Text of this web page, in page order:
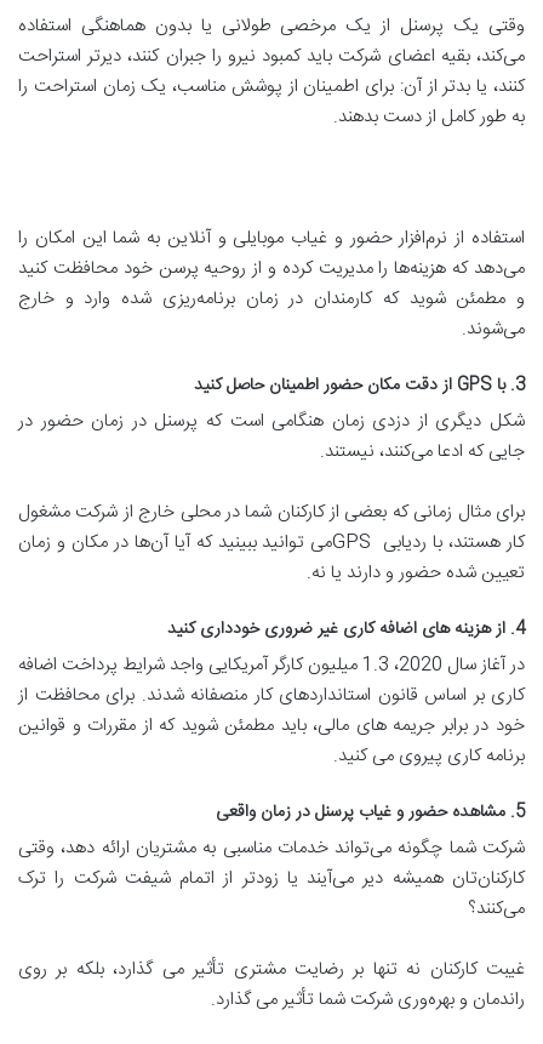
وقتی یک پرسنل از یک مرخصی طولانی یا بدون هماهنگی استفاده
می‌کند، بقیه اعضای شرکت باید کمبود نیرو را جبران کنند، دیرتر استراحت
کنند، یا بدتر از آن: برای اطمینان از پوشش مناسب، یک زمان استراحت را
به طور کامل از دست بدهند.
استفاده از نرم‌افزار حضور و غیاب موبایلی و آنلاین به شما این امکان را
می‌دهد که هزینه‌ها را مدیریت کرده و از روحیه پرسن خود محافظت کنید
و مطمئن شوید که کارمندان در زمان برنامه‌ریزی شده وارد و خارج
می‌شوند.
3. با GPS از دقت مکان حضور اطمینان حاصل کنید
شکل دیگری از دزدی زمان هنگامی است که پرسنل در زمان حضور در
جایی که ادعا می‌کنند، نیستند.
برای مثال زمانی که بعضی از کارکنان شما در محلی خارج از شرکت مشغول
کار هستند، با ردیابی GPSمی توانید ببینید که آیا آن‌ها در مکان و زمان
تعیین شده حضور و دارند یا نه.
4. از هزینه های اضافه کاری غیر ضروری خودداری کنید
در آغاز سال 2020، 1.3 میلیون کارگر آمریکایی واجد شرایط پرداخت اضافه
کاری بر اساس قانون استانداردهای کار منصفانه شدند. برای محافظت از
خود در برابر جریمه های مالی، باید مطمئن شوید که از مقررات و قوانین
برنامه کاری پیروی می کنید.
5. مشاهده حضور و غیاب پرسنل در زمان واقعی
شرکت شما چگونه می‌تواند خدمات مناسبی به مشتریان ارائه دهد، وقتی
کارکنان‌تان همیشه دیر می‌آیند یا زودتر از اتمام شیفت‌ شرکت را ترک
می‌کنند؟
غیبت کارکنان نه تنها بر رضایت مشتری تأثیر می گذارد، بلکه بر روی
راندمان و بهره‌وری شرکت شما تأثیر می گذارد.